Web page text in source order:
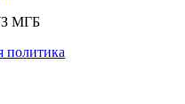
МГБ
политика